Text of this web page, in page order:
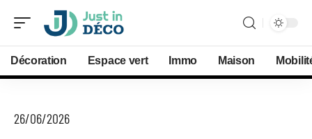
Décoration Espace vert Immo Maison
26/06/2026